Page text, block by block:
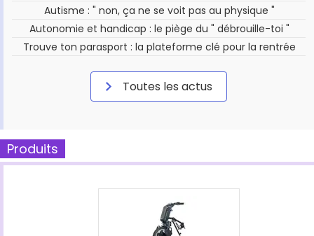
Autisme : " non, ça ne se voit pas au physique "
Autonomie et handicap : le piège du " débrouille-toi "
Trouve ton parasport : la plateforme clé pour la rentrée
Toutes les actus
Produits